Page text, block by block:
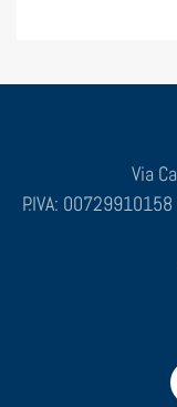
Via
P.IVA: 00729910158